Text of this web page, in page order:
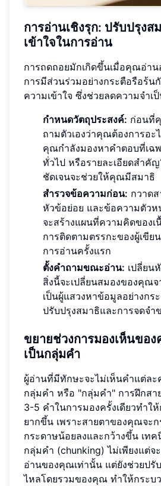
การอ่านเชิงรุก: ปรับปรุงส
เข้าใจในการอ่าน
การถดถอยมักเกิดขึ้นเมื่อคุณอ่าน
การมีส่วนร่วมอย่างกระตือรือร้น
ความเข้าใจ ซึ่งช่วยลดความจำเ
กำหนดวัตถุประสงค์: ก่อนที่
ถามตัวเองว่าคุณต้องการอ
คุณกำลังมองหาคำตอบที่เฉพ
ทั่วไป หรือรายละเอียดสำคั
ชัดเจนจะช่วยให้คุณมีสมาธิ
สำรวจข้อความก่อน: กวาด
หัวข้อย่อย และข้อความตัวห
จะสร้างแผนที่ความคิดของเ
การติดตามตรรกะของผู้เขี
การอ่านครั้งแรก
ตั้งคำถามขณะอ่าน: เปลี่ยน
สิ่งนี้จะเปลี่ยนสมองของคุณจ
เป็นผู้แสวงหาข้อมูลอย่างกร
ปรับปรุงสมาธิและการจดจ
ขยายช่วงการมองเห็นขอ
เป็นกลุ่มคำ
ผู้อ่านที่มีทักษะจะไม่เห็นคำแต่ละ
กลุ่มคำ หรือ "กลุ่มคำ" การฝึกส
3-5 คำในการมองครั้งเดียวทำใ
ยากขึ้น เพราะสายตาของคุณจะ
กระดาษน้อยลงและกว้างขึ้น เทค
กลุ่มคำ (chunking) ไม่เพียงแต่จะ
อ่านของคุณเท่านั้น แต่ยังช่วยปรั
ไหลโดยรวมของคุณ ทำให้กระบ